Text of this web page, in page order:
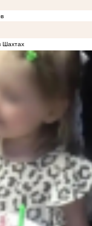
Шахтах